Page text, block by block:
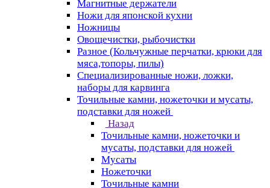
Магнитные держатели
Ножи для японской кухни
Ножницы
Овощечистки, рыбочистки
Разное (Кольчужные перчатки, крюки для
мяса,топоры, пилы)
Специализированные ножи, ложки,
наборы для карвинга
Точильные камни, ножеточки и мусаты,
подставки для ножей
Назад
Точильные камни, ножеточки и
мусаты, подставки для ножей
Мусаты
Ножеточки
Точильные камни